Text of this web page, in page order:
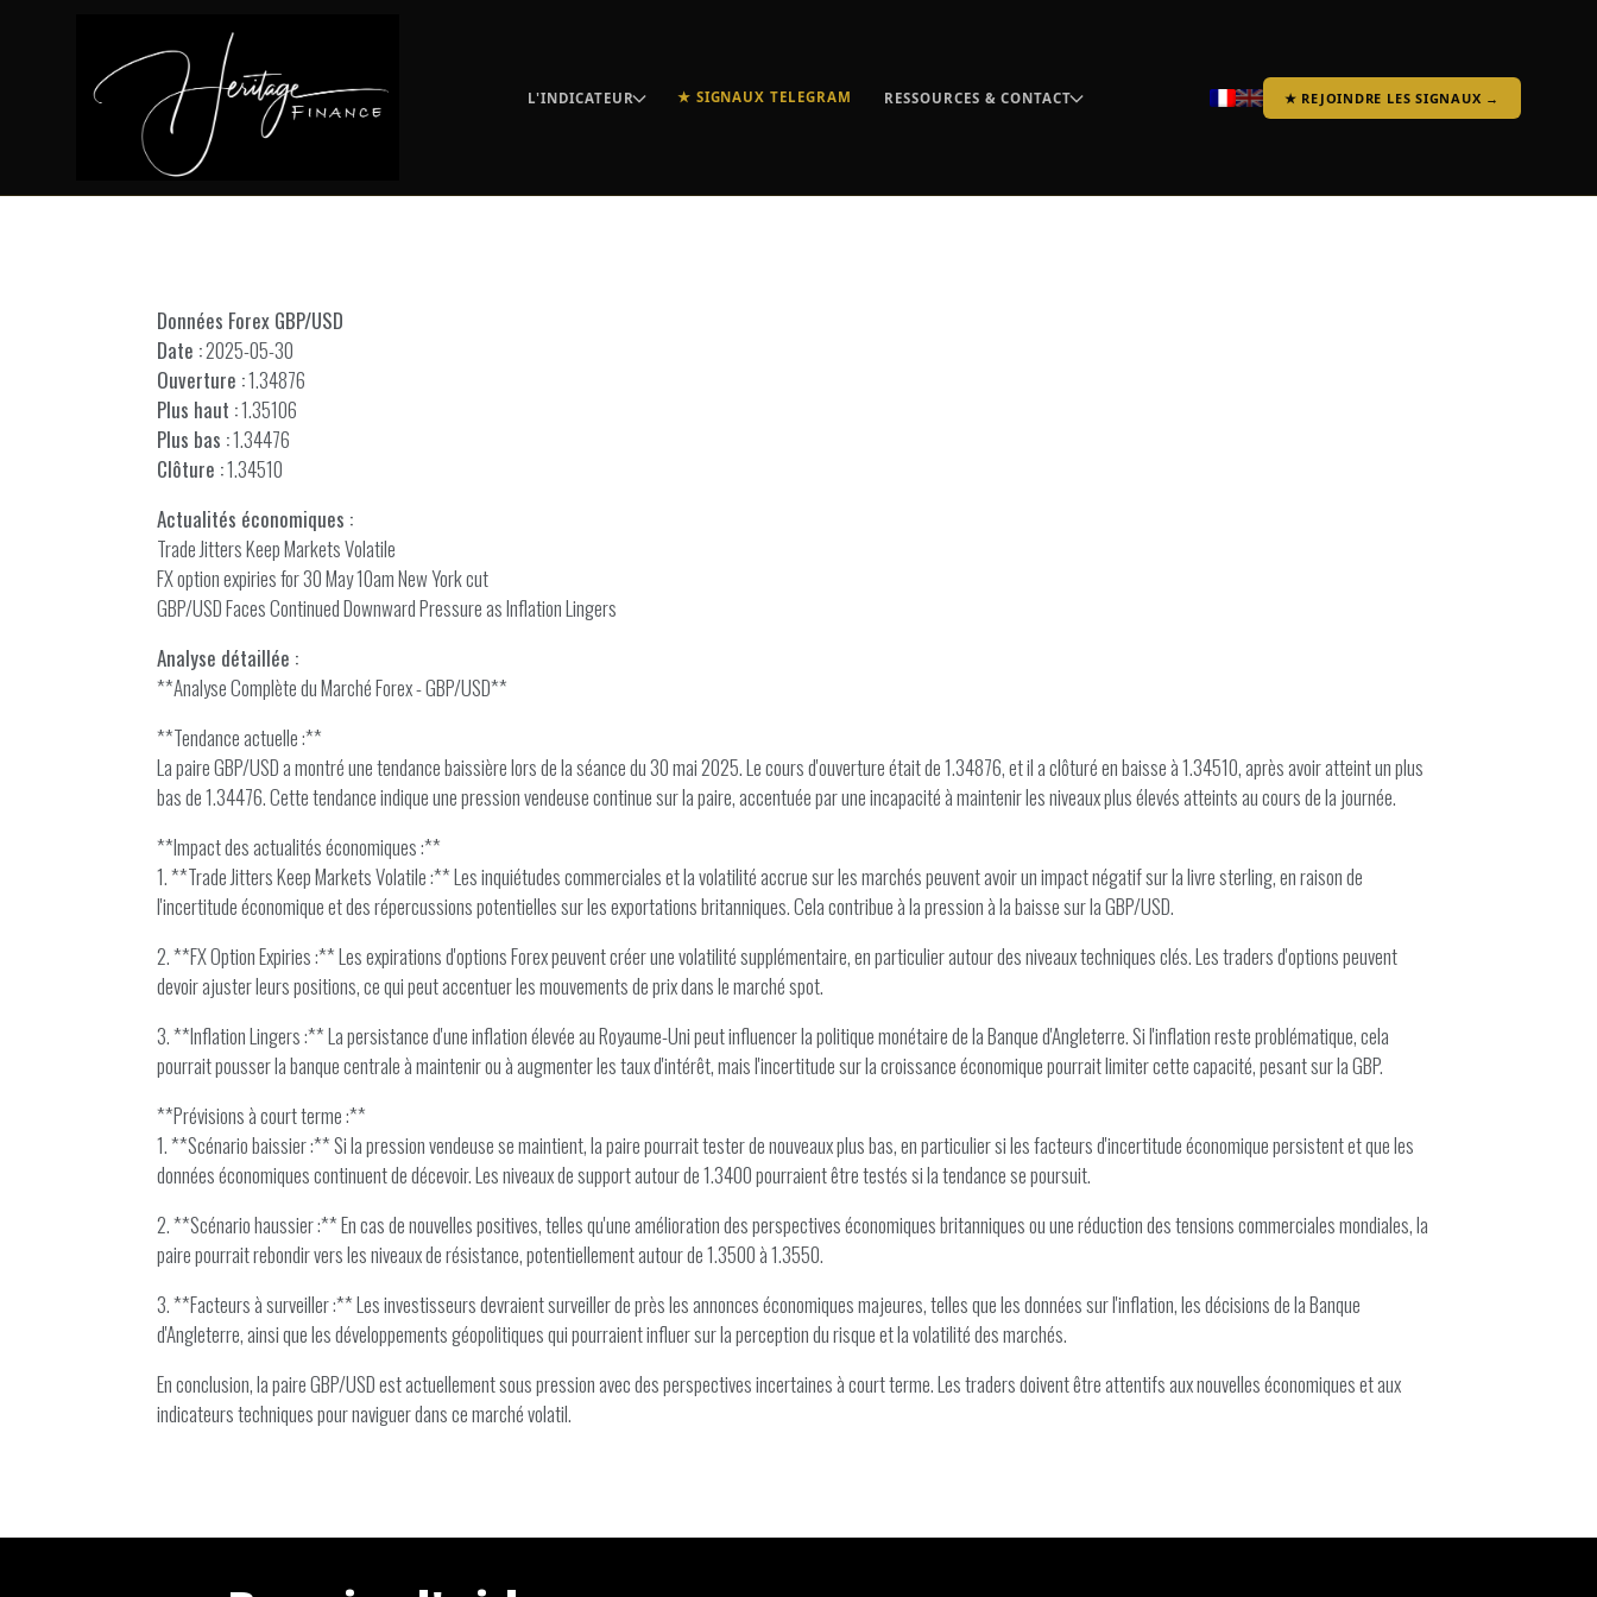
L'INDICATEUR ★ SIGNAUX TELEGRAM RESSOURCES & CONTACT ★ REJOINDRE LES SIGNAUX →
Données Forex GBP/USD
Date :2025-05-30
Ouverture :1.34876
Plus haut :1.35106
Plus bas :1.34476
Clôture :1.34510
Actualités économiques :
Trade Jitters Keep Markets Volatile
FX option expiries for 30 May 10am New York cut
GBP/USD Faces Continued Downward Pressure as Inflation Lingers
Analyse détaillée :
**Analyse Complète du Marché Forex - GBP/USD**
**Tendance actuelle :**
La paire GBP/USD a montré une tendance baissière lors de la séance du 30 mai 2025. Le cours d'ouverture était de 1.34876, et il a clôturé en baisse à 1.34510, après avoir atteint un plus
bas de 1.34476. Cette tendance indique une pression vendeuse continue sur la paire, accentuée par une incapacité à maintenir les niveaux plus élevés atteints au cours de la journée.
**Impact des actualités économiques :**
1. **Trade Jitters Keep Markets Volatile :** Les inquiétudes commerciales et la volatilité accrue sur les marchés peuvent avoir un impact négatif sur la livre sterling, en raison de
l'incertitude économique et des répercussions potentielles sur les exportations britanniques. Cela contribue à la pression à la baisse sur la GBP/USD.
2. **FX Option Expiries :** Les expirations d'options Forex peuvent créer une volatilité supplémentaire, en particulier autour des niveaux techniques clés. Les traders d'options peuvent
devoir ajuster leurs positions, ce qui peut accentuer les mouvements de prix dans le marché spot.
3. **Inflation Lingers :** La persistance d'une inflation élevée au Royaume-Uni peut influencer la politique monétaire de la Banque d'Angleterre. Si l'inflation reste problématique, cela
pourrait pousser la banque centrale à maintenir ou à augmenter les taux d'intérêt, mais l'incertitude sur la croissance économique pourrait limiter cette capacité, pesant sur la GBP.
**Prévisions à court terme :**
1. **Scénario baissier :** Si la pression vendeuse se maintient, la paire pourrait tester de nouveaux plus bas, en particulier si les facteurs d'incertitude économique persistent et que les
données économiques continuent de décevoir. Les niveaux de support autour de 1.3400 pourraient être testés si la tendance se poursuit.
2. **Scénario haussier :** En cas de nouvelles positives, telles qu'une amélioration des perspectives économiques britanniques ou une réduction des tensions commerciales mondiales, la
paire pourrait rebondir vers les niveaux de résistance, potentiellement autour de 1.3500 à 1.3550.
3. **Facteurs à surveiller :** Les investisseurs devraient surveiller de près les annonces économiques majeures, telles que les données sur l'inflation, les décisions de la Banque
d'Angleterre, ainsi que les développements géopolitiques qui pourraient influer sur la perception du risque et la volatilité des marchés.
En conclusion, la paire GBP/USD est actuellement sous pression avec des perspectives incertaines à court terme. Les traders doivent être attentifs aux nouvelles économiques et aux
indicateurs techniques pour naviguer dans ce marché volatil.